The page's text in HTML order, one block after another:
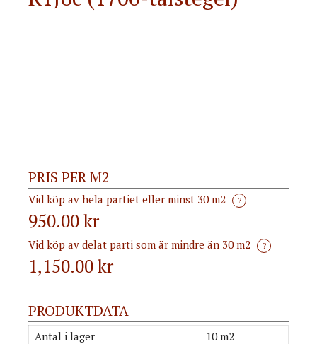
PRIS PER M2
Vid köp av hela partiet eller minst 30 m2 ?
950.00 kr
Vid köp av delat parti som är mindre än 30 m2 ?
1,150.00kr
PRODUKTDATA
Antal i lager
10 m2